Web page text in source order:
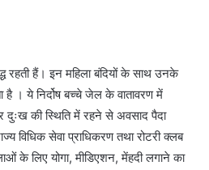
रहती हैं। इन महिला बंदियों के साथ उनके
। ये निर्दोष बच्चे जेल के वातावरण में
की स्थिति में रहने से अवसाद पैदा
सेवा प्राधिकरण तथा रोटरी क्लब
के लिए योगा, मीडिएशन, मेंहदी लगाने का